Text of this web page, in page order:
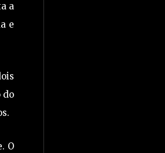
a
e
do
O